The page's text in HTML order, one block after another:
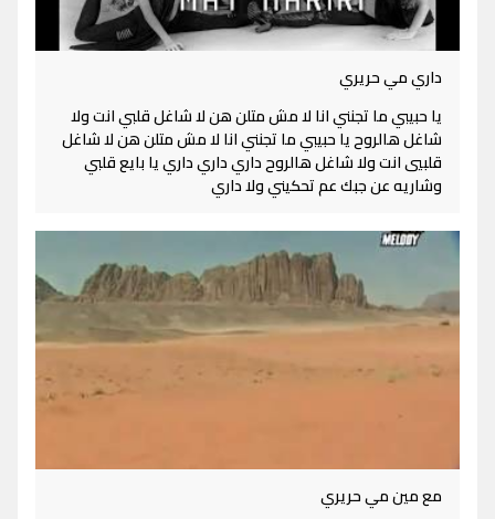
داري مي حريري
يا حبيبي ما تجنني انا لا مش متلن هن لا شاغل قلبي انت ولا
شاغل هالروح يا حبيبي ما تجنني انا لا مش متلن هن لا شاغل
قلبيي انت ولا شاغل هالروح داري داري داري يا بايع قلبي
وشاريه عن جبك عم تحكيني ولا داري
مع مين مي حريري